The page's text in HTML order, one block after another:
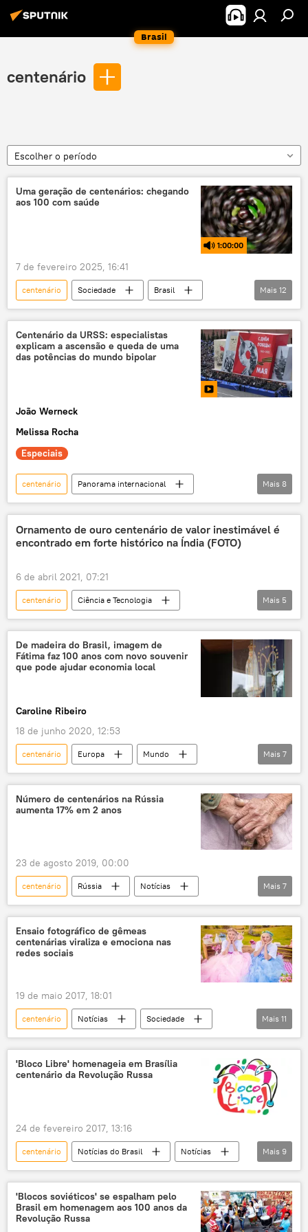
Brasil
centenário
Escolher o período
Uma geração de centenários: chegando
aos 100 com saúde
1:00:00
7 de fevereiro 2025, 16:41
centenário Sociedade
Brasil
Jabuticaba Sem Caroço
rádio
podcast
ciência
terceira idade
idosos
saúde
bem-estar
genes
Mais 12
Centenário da URSS: especialistas
explicam a ascensão e queda de uma
das potências do mundo bipolar
João Werneck
Melissa Rocha
Especiais
centenário
Panorama internacional
exclusiva
União Soviética
Rússia
Revolução Russa de 1917
Segunda Guerra Mundial
nazistas
Mais 8
Ornamento de ouro centenário de valor inestimável é
encontrado em forte histórico na Índia (FOTO)
6 de abril 2021, 07:21
centenário
Ciência e Tecnologia
Sociedade
Notícias
ouro
Índia
forte escavação
Mais 5
De madeira do Brasil, imagem de
Fátima faz 100 anos com novo souvenir
que pode ajudar economia local
Caroline Ribeiro
18 de junho 2020, 12:53
centenário Europa
Mundo
Notícias
Fátima
pandemia
novo coronavírus
COVID-19
catolicismo
Portugal
Mais 7
Número de centenários na Rússia
aumenta 17% em 2 anos
23 de agosto 2019, 00:00
centenário Rússia
Notícias
Sociedade
Izvestia
idosos
terceira idade
aposentados
100 anos
Rosstat
Mais 7
Ensaio fotográfico de gêmeas
centenárias viraliza e emociona nas
redes sociais
19 de maio 2017, 18:01
centenário Notícias
Sociedade
Notícias do Brasil
Espírito Santo
Vitória
Ibiraçu
Maria Pignaton Pandolfi
Camila Lima
Mais 11
'Bloco Libre' homenageia em Brasília
centenário da Revolução Russa
24 de fevereiro 2017, 13:16
centenário Notícias do Brasil
Notícias
Sociedade
Brasília
Bloco Libre
desfile
bloco carnavalesco
homenagem
Revolução Russa
Mais 9
'Blocos soviéticos' se espalham pelo
Brasil em homenagem aos 100 anos da
Revolução Russa